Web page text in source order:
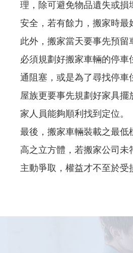
理，除可避免物品遺失或損
安全，若有餘力，搬家時最
此外，搬家當天要事先預
必須規劃好搬家車輛的停車
通阻塞，或是為了尋找停車
屋族更要事先規劃好家具擺
家人員能夠順利找到定位。
最後，搬家車輛裝載之最低
高之立方體，若搬家公司
主動爭取，權益才不至於受